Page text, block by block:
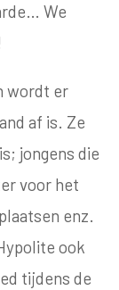
We
wordt er
af is. Ze
jongens die
voor het
enz.
ook
tijdens de